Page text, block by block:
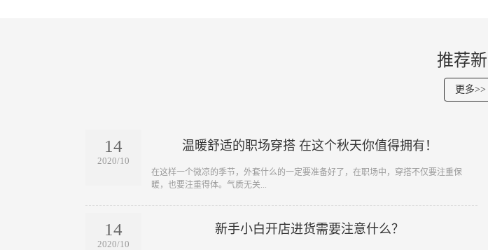
推荐
更多>>
14
2020/10
温暖舒适的职场穿搭 在这个秋天你值得拥有！
​在这样一个微凉的季节，外套什么的一定要准备好了，在职场中，穿搭不仅要注重保
暖，也要注重得体。气质无关...
14
2020/10
新手小白开店进货需要注意什么？